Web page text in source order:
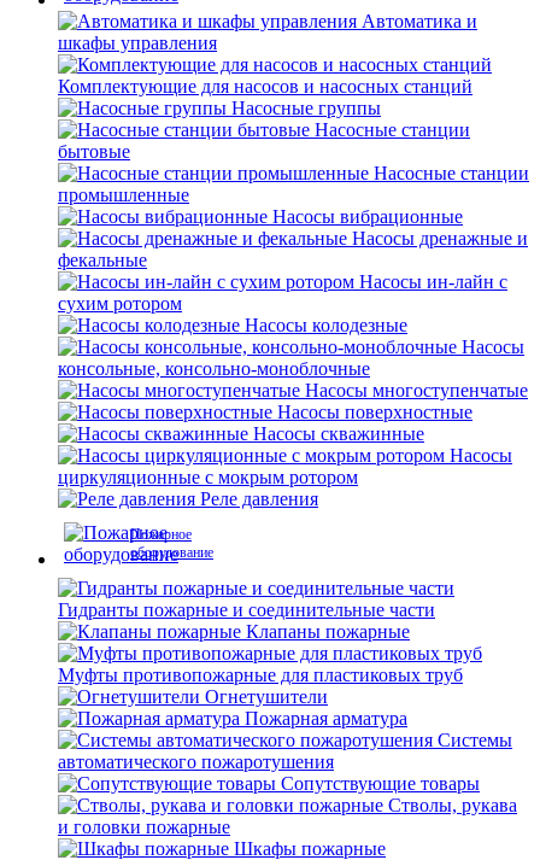
Автоматика и
шкафы управления
Комплектующие для насосов и насосных станций
Насосные группы
Насосные станции
бытовые
Насосные станции
промышленные
Насосы вибрационные
Насосы дренажные и
фекальные
Насосы ин-лайн с
сухим ротором
Насосы колодезные
Насосы
консольные, консольно-моноблочные
Насосы многоступенчатые
Насосы поверхностные
Насосы скважинные
Насосы
циркуляционные с мокрым ротором
Реле давления
Пожарное
оборудование
Гидранты пожарные и соединительные части
Клапаны пожарные
Муфты противопожарные для пластиковых труб
Огнетушители
Пожарная арматура
Системы
автоматического пожаротушения
Сопутствующие товары
Стволы, рукава
и головки пожарные
Шкафы пожарные